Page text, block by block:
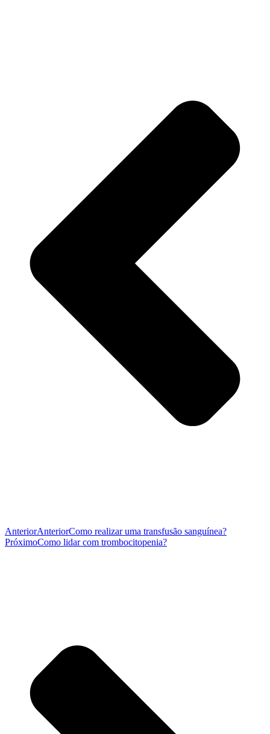
AnteriorAnteriorComo realizar uma transfusão sanguínea?
PróximoComo lidar com trombocitopenia?